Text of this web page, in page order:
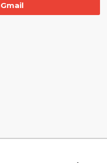
Gmail